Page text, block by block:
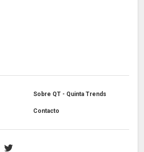
Sobre QT - Quinta Trends
Contacto